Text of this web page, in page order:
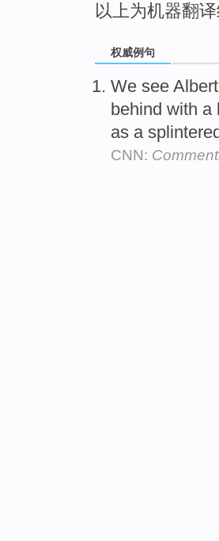
以上为机器翻
权威例句
We see
behind with a
as a
CNN: